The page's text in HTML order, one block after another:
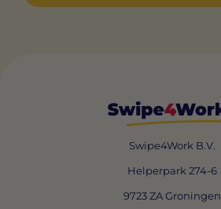
Swipe4Work B.V.
Helperpark 274-6
9723 ZA Groningen